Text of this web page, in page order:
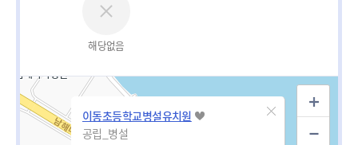
해당없음
이동초등학교병설유치원
공립_병설